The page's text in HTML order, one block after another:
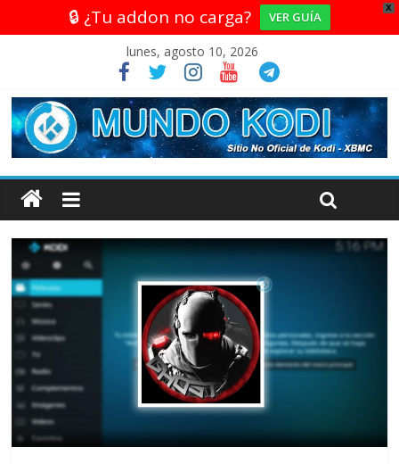
X
🔒 ¿Tu addon no carga? VER GUÍA
lunes, agosto 10, 2026